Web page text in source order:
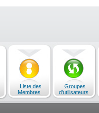
Liste des
Membres
Groupes
d'utilisateurs